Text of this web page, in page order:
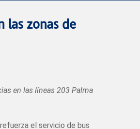
las zonas de
en las líneas 203 Palma
el servicio de bus